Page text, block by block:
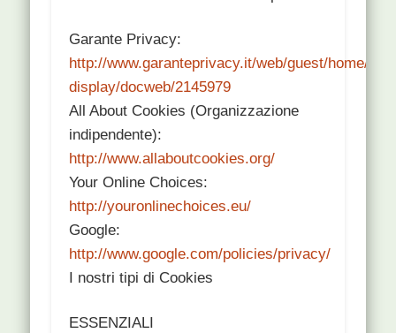
Garante Privacy:
http://www.garanteprivacy.it/web/guest/home/
display/docweb/2145979
All About Cookies (Organizzazione
indipendente):
http://www.allaboutcookies.org/
Your Online Choices:
http://youronlinechoices.eu/
Google:
http://www.google.com/policies/privacy/
I nostri tipi di Cookies
ESSENZIALI